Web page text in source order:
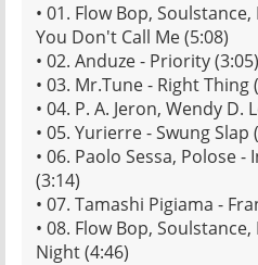
• 01. Flow Bop,
You Don't Call Me (5:08)
• 02. Anduze - Priority (3:05)
• 03. Mr.Tune - Right Thing
• 04. P. A. Jeron, Wendy D.
• 05. Yurierre - Swung Slap
• 06. Paolo Sessa, Polose -
(3:14)
• 07. Tamashi Pigiama -
• 08. Flow Bop,
Night (4:46)